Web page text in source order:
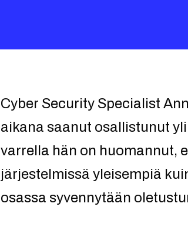
Cyber Security Specialist
aikana saanut osallistunut
varrella hän on huomannut,
järjestelmissä yleisempiä
osassa syvennytään